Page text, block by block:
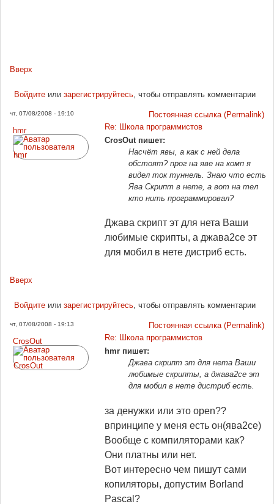
Вверх
Войдитеили зарегистрируйтесь, чтобы отправлять комментарии
чт, 07/08/2008 - 19:10
Постоянная ссылка (Permalink)
hmr
Re: Школа программистов
CrosOut пишет:
Насчёт явы, а как с ней дела
обстоят? прог на яве на комп я
видел ток туннель. Знаю что есть
Ява Скрипт в нете, а вот на тел
кто нить программировал?
Джава скрипт эт для нета Ваши
любимые скрипты, а джава2се эт
для мобил в нете дистриб есть.
Вверх
Войдитеили зарегистрируйтесь, чтобы отправлять комментарии
чт, 07/08/2008 - 19:13
Постоянная ссылка (Permalink)
CrosOut
Re: Школа программистов
hmr пишет:
Джава скрипт эт для нета Ваши
любимые скрипты, а джава2се эт
для мобил в нете дистриб есть.
за денужки или это open??
впринципе у меня есть он(ява2се)
Вообще с компиляторами как?
Они платны или нет.
Вот интересно чем пишут сами
копиляторы, допустим Borland
Pascal?